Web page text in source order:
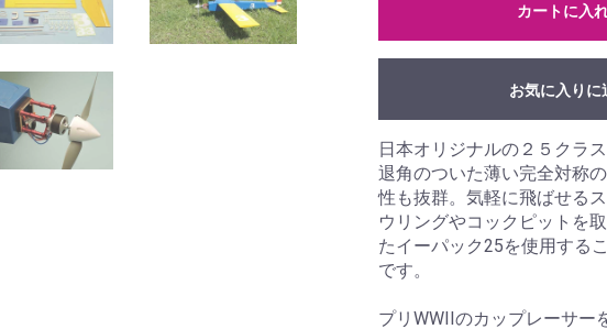
カートに入
お気に入りに
日本オリジナルの２５クラ
退角のついた薄い完全対称
性も抜群。気軽に飛ばせる
ウリングやコックピットを
たイーパック25を使用する
です。
プリWWIIのカップレーサー